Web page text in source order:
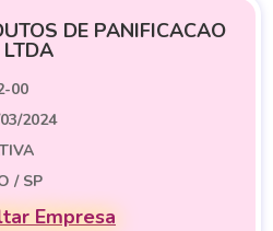
DE PANIFICACAO
LTDA
00
2024
/ SP
Empresa